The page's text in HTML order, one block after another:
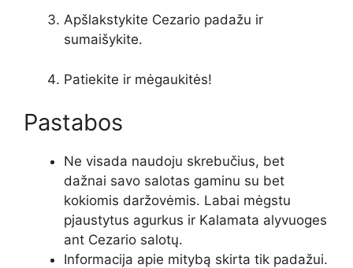
Apšlakstykite Cezario padažu ir
sumaišykite.
Patiekite ir mėgaukitės!
Pastabos
Ne visada naudoju skrebučius, bet
dažnai savo salotas gaminu su bet
kokiomis daržovėmis. Labai mėgstu
pjaustytus agurkus ir Kalamata alyvuoges
ant Cezario salotų.
Informacija apie mitybą skirta tik padažui.